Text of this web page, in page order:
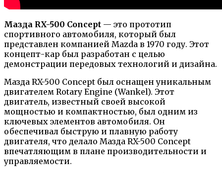
Мазда RX-500 Concept — это прототип
спортивного автомобиля, который был
представлен компанией Mazda в 1970 году. Этот
концепт-кар был разработан с целью
демонстрации передовых технологий и дизайна.
Мазда RX-500 Concept был оснащен уникальным
двигателем Rotary Engine (Wankel). Этот
двигатель, известный своей высокой
мощностью и компактностью, был одним из
ключевых элементов автомобиля. Он
обеспечивал быструю и плавную работу
двигателя, что делало Мазда RX-500 Concept
впечатляющим в плане производительности и
управляемости.